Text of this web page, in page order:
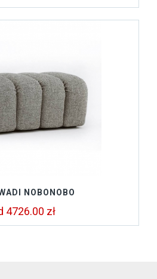
NOBONOBO
4726.00 zł